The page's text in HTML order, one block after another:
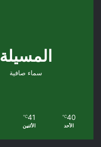
المسيلة
سماء صافية
40
℃
الأحد
41
℃
الأثنين